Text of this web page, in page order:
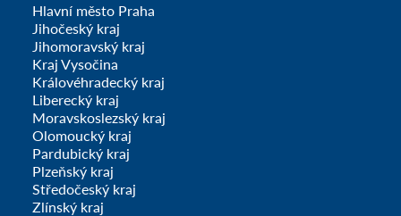
Hlavní město Praha
Jihočeský kraj
Jihomoravský kraj
Kraj Vysočina
Královéhradecký kraj
Liberecký kraj
Moravskoslezský kraj
Olomoucký kraj
Pardubický kraj
Plzeňský kraj
Středočeský kraj
Zlínský kraj